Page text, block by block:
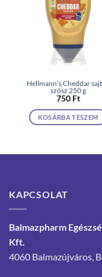
Hellmann’s Cheddar
szósz 250 g
750 Ft
KOSÁRBA TESZEM
KAPCSOLAT
Balmazpharm
Kft.
4060 Balmazújváros,